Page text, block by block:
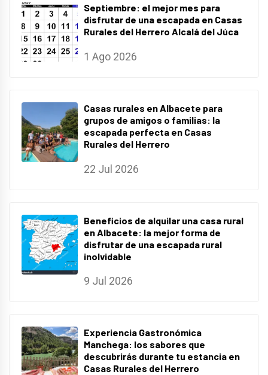
Septiembre: el mejor mes para
disfrutar de una escapada en Casas
Rurales del Herrero Alcalá del Júca
1 Ago 2026
Casas rurales en Albacete para
grupos de amigos o familias: la
escapada perfecta en Casas
Rurales del Herrero
22 Jul 2026
Beneficios de alquilar una casa rural
en Albacete: la mejor forma de
disfrutar de una escapada rural
inolvidable
9 Jul 2026
Experiencia Gastronómica
Manchega: los sabores que
descubrirás durante tu estancia en
Casas Rurales del Herrero